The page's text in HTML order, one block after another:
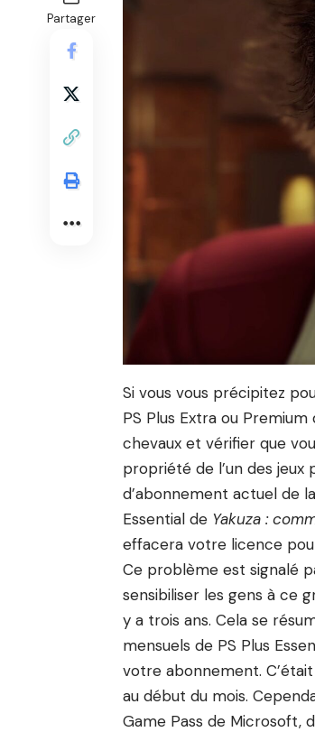
Partager
Si vous vous précipitez
PS Plus Extra ou
chevaux et vérifier que
propriété de l’un des jeux
d’abonnement actuel de
Essential de Yakuza :
effacera votre licence
Ce problème est signalé
sensibiliser les gens à ce
y a trois ans. Cela se
mensuels de PS Plus
votre abonnement.
au début du mois.
Game Pass de Microsoft,